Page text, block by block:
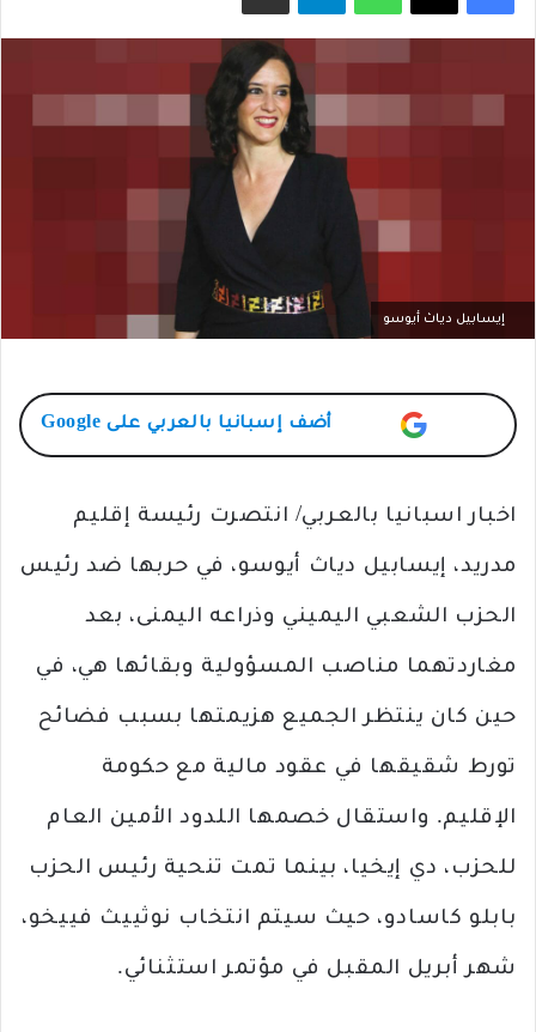
إيسابيل دياث أيوسو
أضف إسبانيا بالعربي على Google
اخبار اسبانيا بالعربي/ انتصرت رئيسة إقليم
مدريد، إيسابيل دياث أيوسو، في حربها ضد رئيس
الحزب الشعبي اليميني وذراعه اليمنى، بعد
مغاردتهما مناصب المسؤولية وبقائها هي، في
حين كان ينتظر الجميع هزيمتها بسبب فضائح
تورط شقيقها في عقود مالية مع حكومة
الإقليم. واستقال خصمها اللدود الأمين العام
للحزب، دي إيخيا، بينما تمت تنحية رئيس الحزب
بابلو كاسادو، حيث سيتم انتخاب نوثييث فييخو،
شهر أبريل المقبل في مؤتمر استثنائي.